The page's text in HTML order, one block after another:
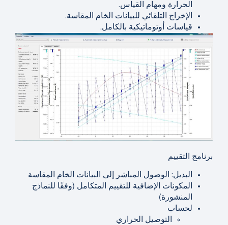
الحرارة ومهام القياس.
الإخراج التلقائي للبيانات الخام المقاسة.
قياسات أوتوماتيكية بالكامل.
برنامج التقييم
البديل: الوصول المباشر إلى البيانات الخام المقاسة
المكونات الإضافية للتقييم المتكامل (وفقًا للنماذج
المنشورة)
لحساب
التوصيل الحراري